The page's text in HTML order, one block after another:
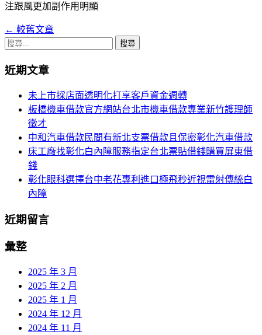
注跟風更加副作用明顯
文
章
導
← 較舊文章
搜
關
近期文章
未上市採店面透明化打享客戶資金週轉
板橋機車借款官方網站台北市機車借款專業新竹護理師
徵才
中和汽車借款民間有新北支票借款且保密彰化汽車借款
床工廠找彰化白內障服務指定台北票貼借錢購買屏東借
錢
彰化眼科選擇台中老花專利進口極飛秒近視雷射傳統白
內障
近期留言
彙整
2025 年 3 月
2025 年 2 月
2025 年 1 月
2024 年 12 月
2024 年 11 月